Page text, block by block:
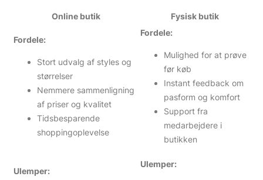
Online butik Fysisk butik
Fordele:
Stort udvalg af styles og
størrelser
Nemmere sammenligning
af priser og kvalitet
Tidsbesparende
shoppingoplevelse
Fordele:
Mulighed for at prøve
før køb
Instant feedback om
pasform og komfort
Support fra
medarbejdere i
butikken
Ulemper:
Ulemper: